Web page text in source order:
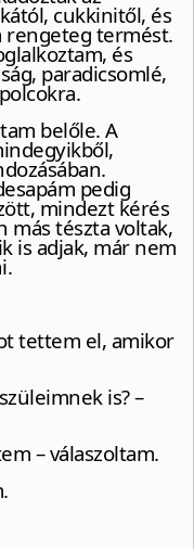
cukkinitől, és
rengeteg termést.
és
paradicsomlé,
belőle. A
pedig
mindezt kérés
más tészta voltak,
is adjak, már nem
tettem el, amikor
is? –
– válaszoltam.